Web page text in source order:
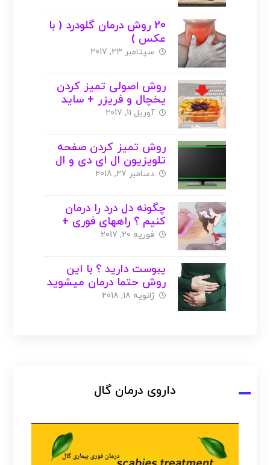
20 روش درمان گلودرد ( با
عکس )
سپتامبر 23, 2017
روش اصولی تمیز کردن
یخچال و فریزر + ساید
بای ساید ( با عکس )
آوریل 11, 2017
روش تمیز کردن صفحه
تلویزیون ال ای دی و ال
سی دی ( با عکس )
دسامبر 27, 2018
چگونه دل درد را درمان
کنیم ؟ راههای فوری +
درمان خانگی با عکس
فوریه 20, 2017
یبوست دارید ؟ با این
روش حتما درمان میشوید
!! ژانویه 18, 2018
داروی درمان گال